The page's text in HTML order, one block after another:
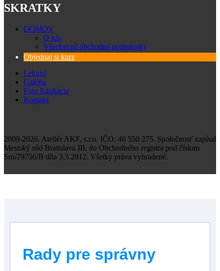
SKRATKY
DOMOV
O nás
Všeobecné obchodné podmienky
Zásady spracovania osobných údajov
Objednaj si kurz
Lektori
Galéria
Foto Edukácia
Kontakt
2009-2026. Ateliér AKF, s.r.o. IČO: 46 550 275. Spoločnosť zapísal
Mestský súd Bratislava III. do Obchodného registra pod číslom
Sro/79756/B dňa 3.3.2012. Všetky práva vyhradené.
Rady pre správny